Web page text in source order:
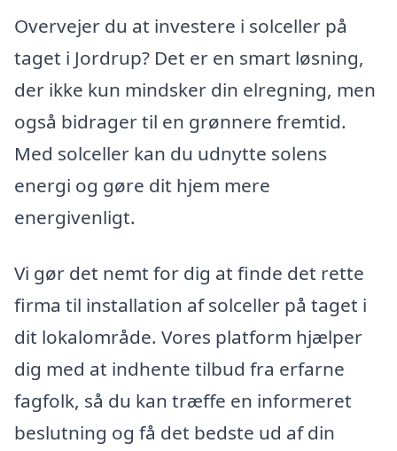
Overvejer du at investere i solceller på
taget i Jordrup? Det er en smart løsning,
der ikke kun mindsker din elregning, men
også bidrager til en grønnere fremtid.
Med solceller kan du udnytte solens
energi og gøre dit hjem mere
energivenligt.
Vi gør det nemt for dig at finde det rette
firma til installation af solceller på taget i
dit lokalområde. Vores platform hjælper
dig med at indhente tilbud fra erfarne
fagfolk, så du kan træffe en informeret
beslutning og få det bedste ud af din